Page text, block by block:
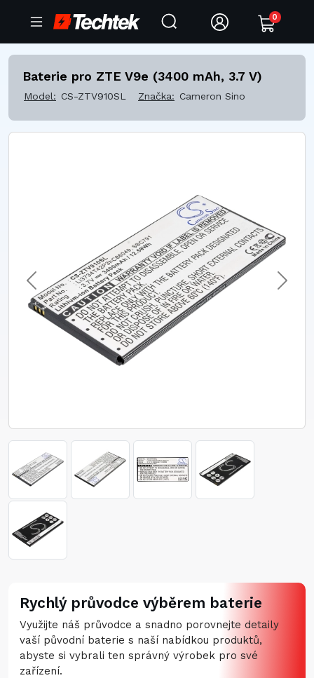
0
Baterie pro ZTE V9e (3400 mAh, 3.7 V)
Model: CS-ZTV910SL Značka: Cameron Sino
Rychlý průvodce výběrem baterie
Využijte náš průvodce a snadno porovnejte detaily
vaší původní baterie s naší nabídkou produktů,
abyste si vybrali ten správný výrobek pro své
zařízení.